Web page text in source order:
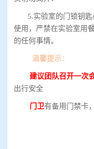
5.实验室的门锁钥
使用，严禁在实验室用
的任何事情。
温馨提示：
建议团队召开一次
出行安全
门卫有备用门禁卡